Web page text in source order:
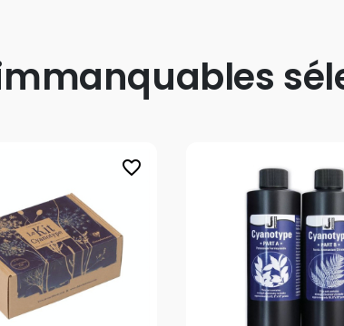
favorite_border